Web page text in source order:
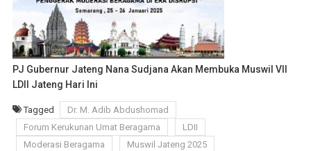
PJ Gubernur Jateng Nana Sudjana Akan Membuka Muswil VII
LDII Jateng Hari Ini
Tagged
Dr. M. Adib Abdushomad
Forum Kerukunan Umat Beragama
LDII
Moderasi Beragama
Muswil Jateng 2025